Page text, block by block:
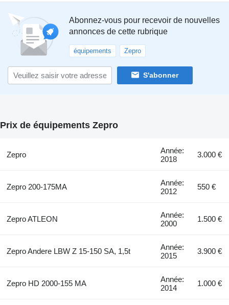
Abonnez-vous pour recevoir de nouvelles
annonces de cette rubrique
équipements Zepro
S'abonner
Prix de équipements Zepro
Zepro
Année:
2018
3.000 €
Zepro 200-175MA
Année:
2012
550 €
Zepro ATLEON
Année:
2000
1.500 €
Zepro Andere LBW Z 15-150 SA, 1,5t
Année:
2015
3.900 €
Zepro HD 2000-155 MA
Année:
2014
1.000 €